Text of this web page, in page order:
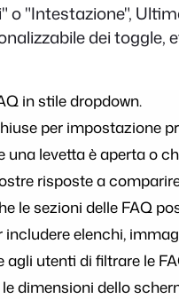
"Intestazione",
dei toggle,
in stile dropdown.
per impostazione
levetta è aperta o
risposte a
le sezioni delle FAQ
elenchi,
utenti di filtrare le
dimensioni dello